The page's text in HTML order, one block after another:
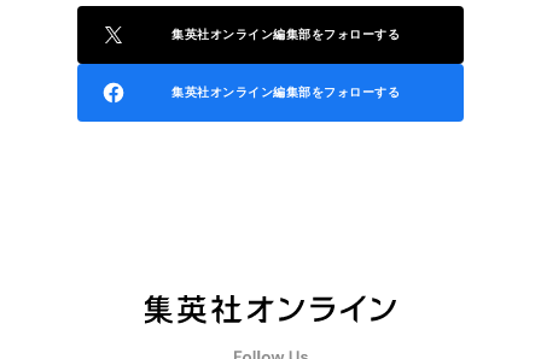
集英社オンライン編集部をフォローする
集英社オンライン編集部をフォローする